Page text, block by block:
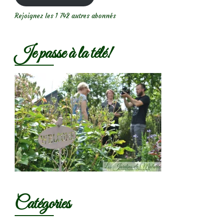
Rejoignez les 1 742 autres abonnés
Je passe à la télé!
Catégories